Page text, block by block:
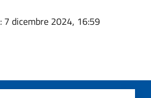
: 7 dicembre 2024, 16:59